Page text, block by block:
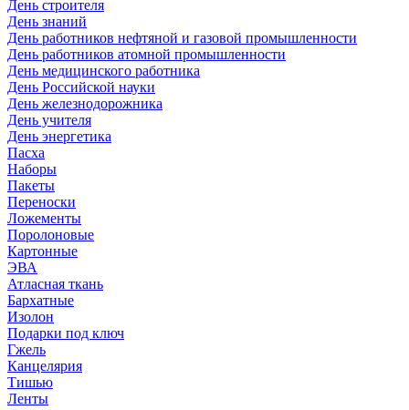
День строителя
День знаний
День работников нефтяной и газовой промышленности
День работников атомной промышленности
День медицинского работника
День Российской науки
День железнодорожника
День учителя
День энергетика
Пасха
Наборы
Пакеты
Переноски
Ложементы
Поролоновые
Картонные
ЭВА
Атласная ткань
Бархатные
Изолон
Подарки под ключ
Гжель
Канцелярия
Тишью
Ленты